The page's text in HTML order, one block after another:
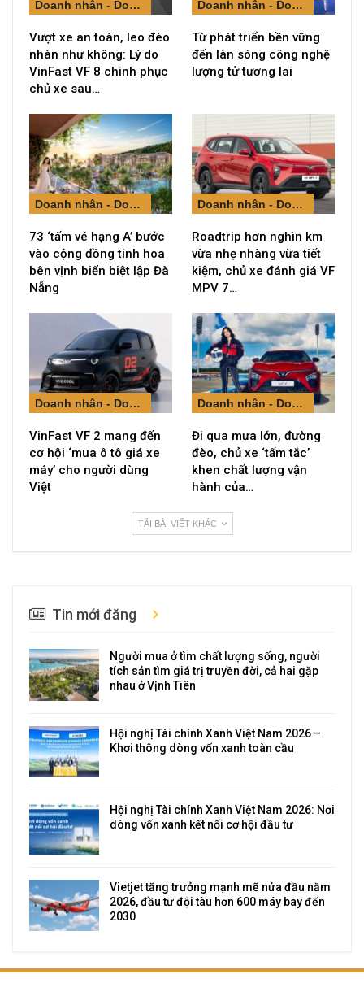
Doanh nhân - Doanh nghiệp
Vượt xe an toàn, leo đèo
nhàn như không: Lý do
VinFast VF 8 chinh phục
chủ xe sau…
Doanh nhân - Doanh nghiệp
Từ phát triển bền vững
đến làn sóng công nghệ
lượng tử tương lai
Doanh nhân - Doanh nghiệp
73 ‘tấm vé hạng A’ bước
vào cộng đồng tinh hoa
bên vịnh biển biệt lập Đà
Nẵng
Doanh nhân - Doanh nghiệp
Roadtrip hơn nghìn km
vừa nhẹ nhàng vừa tiết
kiệm, chủ xe đánh giá VF
MPV 7…
Doanh nhân - Doanh nghiệp
VinFast VF 2 mang đến
cơ hội ‘mua ô tô giá xe
máy’ cho người dùng
Việt
Doanh nhân - Doanh nghiệp
Đi qua mưa lớn, đường
đèo, chủ xe ‘tấm tắc’
khen chất lượng vận
hành của…
TẢI BÀI VIẾT KHÁC
Tin mới đăng
Người mua ở tìm chất lượng sống, người
tích sản tìm giá trị truyền đời, cả hai gặp
nhau ở Vịnh Tiên
Hội nghị Tài chính Xanh Việt Nam 2026 –
Khơi thông dòng vốn xanh toàn cầu
Hội nghị Tài chính Xanh Việt Nam 2026: Nơi
dòng vốn xanh kết nối cơ hội đầu tư
Vietjet tăng trưởng mạnh mẽ nửa đầu năm
2026, đầu tư đội tàu hơn 600 máy bay đến
2030